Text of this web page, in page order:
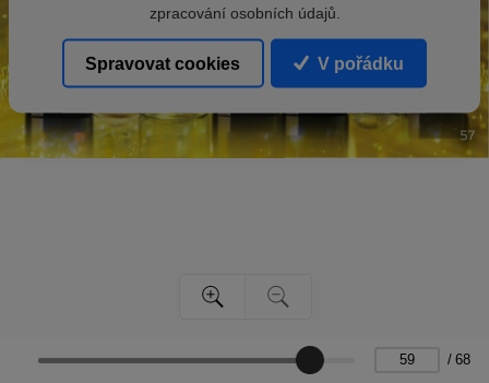
/ 68
zpracování osobních údajů.
Spravovat cookies V pořádku